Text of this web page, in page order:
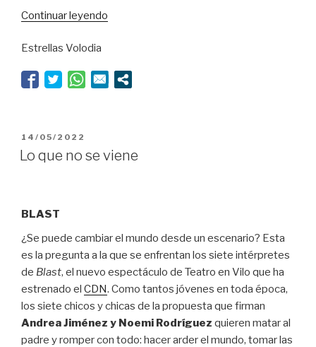
Continuar leyendo
Estrellas Volodia
PUBLICADO
EL
14/05/2022
Lo que no se viene
BLAST
¿Se puede cambiar el mundo desde un escenario? Esta
es la pregunta a la que se enfrentan los siete intérpretes
de Blast, el nuevo espectáculo de Teatro en Vilo que ha
estrenado el CDN. Como tantos jóvenes en toda época,
los siete chicos y chicas de la propuesta que firman
Andrea Jiménez y Noemi Rodríguez quieren matar al
padre y romper con todo: hacer arder el mundo, tomar las